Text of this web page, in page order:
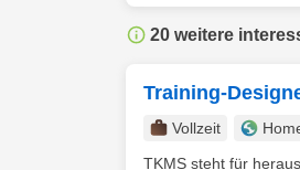
20 weitere
Training-
Vollzeit
TKMS steht für